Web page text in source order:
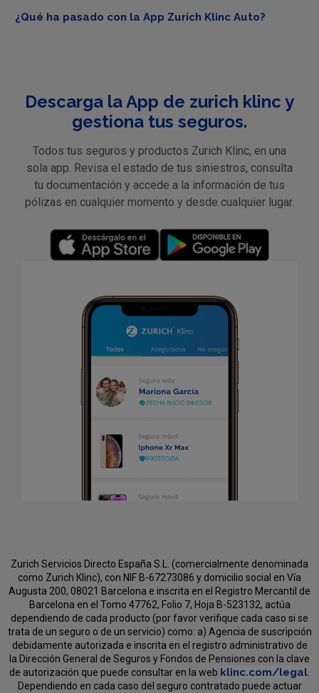
¿Qué ha pasado con la App Zurich Klinc Auto?
Descarga la App de zurich klinc y
gestiona tus seguros.
Todos tus seguros y productos Zurich Klinc, en una
sola app. Revisa el estado de tus siniestros, consulta
tu documentación y accede a la información de tus
pólizas en cualquier momento y desde cualquier lugar.
Zurich Servicios Directo España S.L. (comercialmente denominada
como Zurich Klinc), con NIF B-67273086 y domicilio social en Vía
Augusta 200, 08021 Barcelona e inscrita en el Registro Mercantil de
Barcelona en el Tomo 47762, Folio 7, Hoja B-523132, actúa
dependiendo de cada producto (por favor verifique cada caso si se
trata de un seguro o de un servicio) como: a) Agencia de suscripción
debidamente autorizada e inscrita en el registro administrativo de
la Dirección General de Seguros y Fondos de Pensiones con la clave
de autorización que puede consultar en la web klinc.com/legal
Dependiendo en cada caso del seguro contratado puede actuar